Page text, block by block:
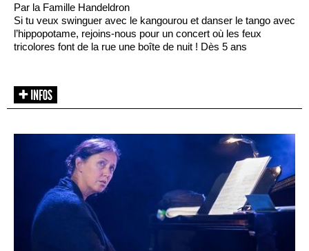
Par la Famille Handeldron
Si tu veux swinguer avec le kangourou et danser le tango avec
l’hippopotame, rejoins-nous pour un concert où les feux
tricolores font de la rue une boîte de nuit ! Dès 5 ans